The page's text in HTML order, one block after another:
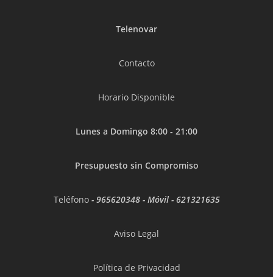
Telenovar
Contacto
Horario Disponible
Lunes a Domingo 8:00 - 21:00
Presupuesto sin Compromiso
Teléfono - 965620348- Móvil - 621321635
Aviso Legal
Política de Privacidad